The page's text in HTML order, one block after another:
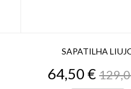
SAPATILHA
Preço
64,50 €